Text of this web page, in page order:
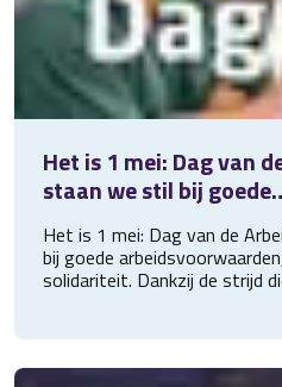
Het is 1 mei: Dag van
staan we stil bij goede
solidariteit. Dankzij de
Het is 1 mei: Dag van de
bij goede
solidariteit. Dankzij de strijd
moment om alle toppers die
bedanken Jullie maken elke